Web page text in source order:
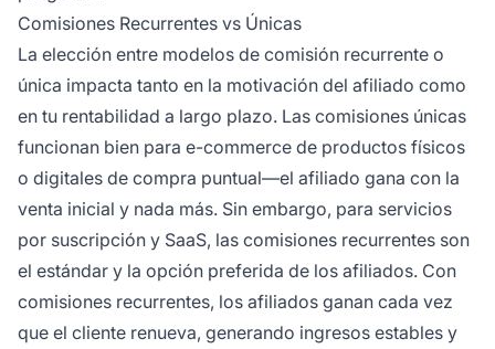
Comisiones Recurrentes vs Únicas
La elección entre modelos de comisión recurrente o
única impacta tanto en la motivación del afiliado como
en tu rentabilidad a largo plazo. Las comisiones únicas
funcionan bien para e-commerce de productos físicos
o digitales de compra puntual—el afiliado gana con la
venta inicial y nada más. Sin embargo, para servicios
por suscripción y SaaS, las comisiones recurrentes son
el estándar y la opción preferida de los afiliados. Con
comisiones recurrentes, los afiliados ganan cada vez
que el cliente renueva, generando ingresos estables y